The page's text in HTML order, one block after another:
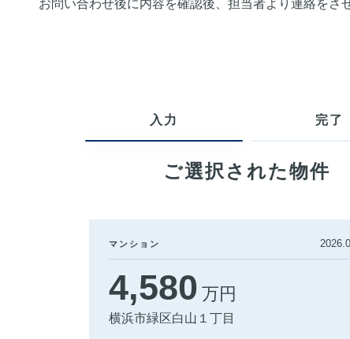
お問い合わせ後に内容を確認後、担当者より連絡をさ
入力 完了
ご選択された物件
マンション
4,580 万円
横浜市緑区白山１丁目